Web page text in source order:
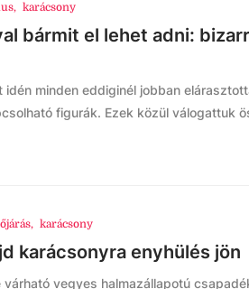
, karácsony
bármit el lehet adni:
idén minden eddiginél jobban
figurák. Ezek közül válogattuk
, karácsony
karácsonyra enyhülés jön
vegyes halmazállapotú